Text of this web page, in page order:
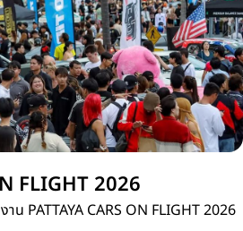
FLIGHT 2026
น PATTAYA CARS ON FLIGHT 2026